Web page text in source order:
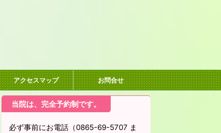
アクセスマップ お問合せ
当院は、完全予約制です。
必ず事前にお電話（0865-69-5707 ま